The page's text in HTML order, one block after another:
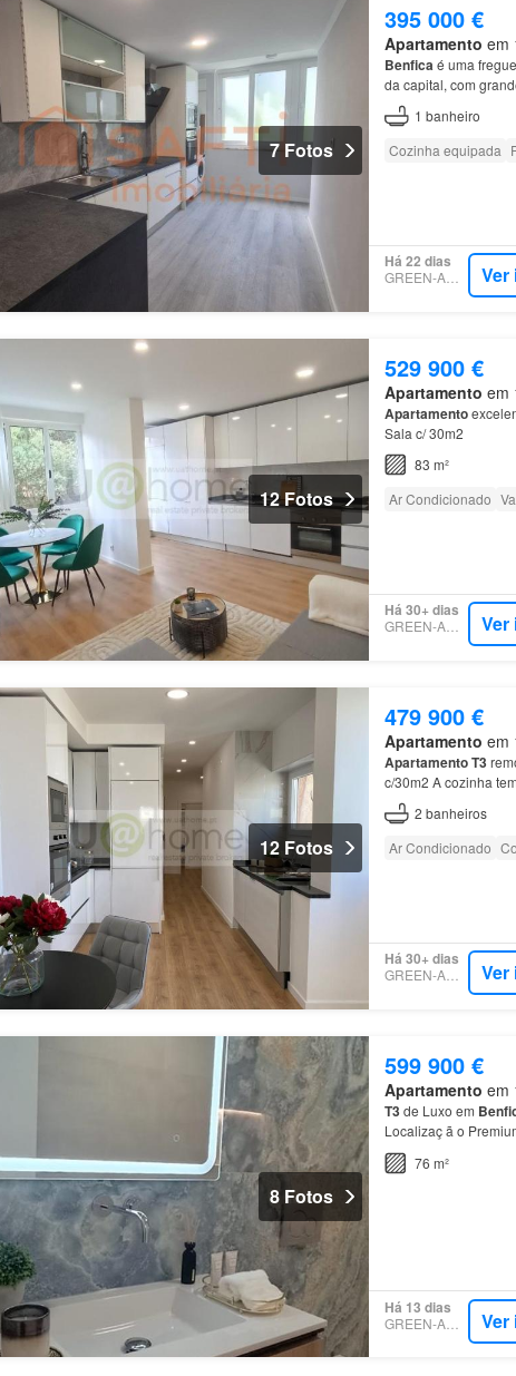
7 Fotos
395 000 €
Apartamento em
Benficaé uma
da capital, com
1 banheiro
Cozinha equipada
Há 22 dias
GREEN-ACRES Ver
12 Fotos
529 900 €
Apartamento em
Apartamento
Sala c/ 30m2
83 m²
Ar Condicionado
Há 30+ dias
GREEN-ACRES Ver
12 Fotos
479 900 €
Apartamento em
ApartamentoT3
c/30m2 A cozinha
Localização, perto
2 banheiros
Ar Condicionado
Há 30+ dias
GREEN-ACRES Ver
8 Fotos
599 900 €
Apartamento em
T3de Luxo em
Localizaç ã o
Repú blica da Bolí
76 m²
Há 13 dias
GREEN-ACRES Ver